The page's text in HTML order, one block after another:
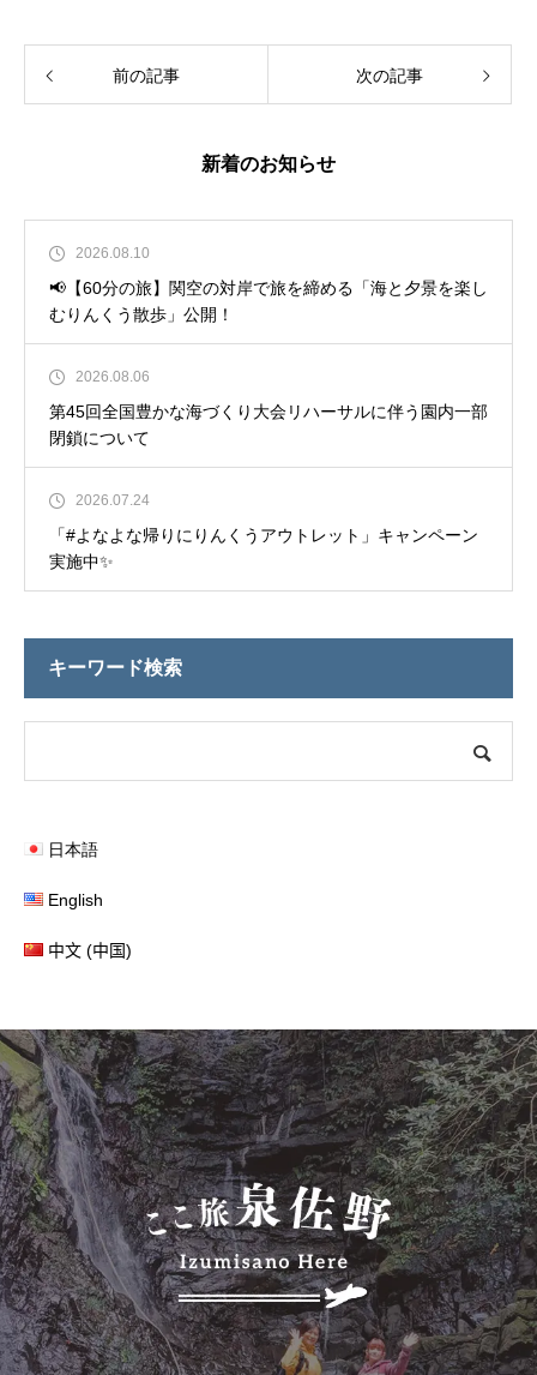
前の記事 次の記事
新着のお知らせ
2026.08.10
📢【60分の旅】関空の対岸で旅を締める「海と夕景を楽し
むりんくう散歩」公開！
2026.08.06
第45回全国豊かな海づくり大会リハーサルに伴う園内一部
閉鎖について
2026.07.24
「#よなよな帰りにりんくうアウトレット」キャンペーン
実施中✨
キーワード検索
日本語
English
中文 (中国)